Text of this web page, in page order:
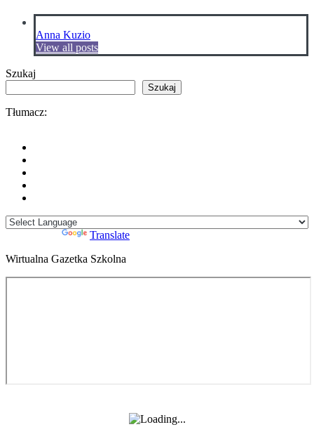
Anna Kuzio
View all posts
Szukaj
Szukaj
Tłumacz:
Translate
Wirtualna Gazetka Szkolna